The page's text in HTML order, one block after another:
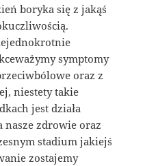
boryka się z jakąś
symptomy
oraz z
niestety takie
jest działa
nasze zdrowie oraz
stadium jakiejś
zostajemy